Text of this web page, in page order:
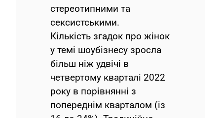
стереотипними та
сексистськими.
Кількість згадок про жінок
у темі шоубізнесу зросла
більш ніж удвічі в
четвертому кварталі 2022
року в порівнянні з
попереднім кварталом (із